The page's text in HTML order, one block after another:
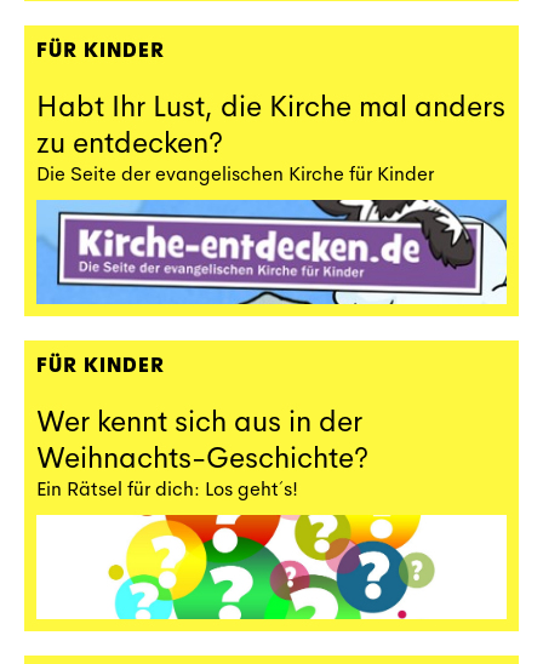
FÜR KINDER
Habt Ihr Lust, die Kirche mal anders
zu entdecken?
Die Seite der evangelischen Kirche für Kinder
FÜR KINDER
Wer kennt sich aus in der
Weihnachts-Geschichte?
Ein Rätsel für dich: Los geht´s!